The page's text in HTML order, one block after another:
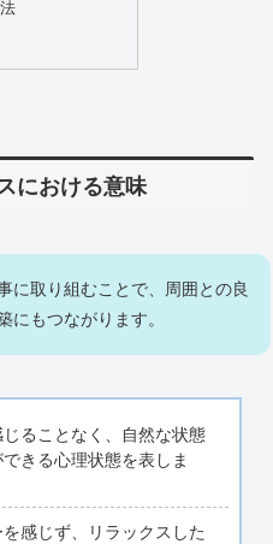
における意味
に取り組むことで、周囲との良
にもつながります。
ることなく、自然な状態
きる心理状態を表しま
感じず、リラックスした